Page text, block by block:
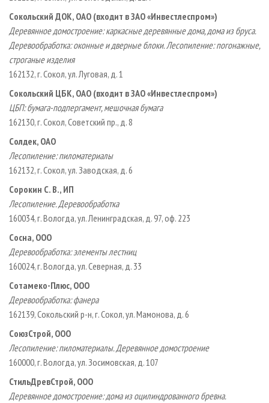
Сокольский ДОК, ОАО (входит в ЗАО «Инвестлеспром»)
Деревянное домостроение: каркасные деревянные дома, дома из бруса.
Деревообработка: оконные и дверные блоки. Лесопиление: погонажные,
строганые изделия
162132, г. Сокол, ул. Луговая, д. 1
Сокольский ЦБК, ОАО (входит в ЗАО «Инвестлеспром»)
ЦБП: бумага­-подпергамент, мешочная бумага
162130, г. Сокол, Советский пр., д. 8
Солдек, ОАО
Лесопиление: пиломатериалы
162132, г. Сокол, ул. Заводская, д. 6
Сорокин С. В., ИП
Лесопиление. Деревообработка
160034, г. Вологда, ул. Ленинградская, д. 97, оф. 223
Сосна, ООО
Деревообработка: элементы лестниц
160024, г. Вологда, ул. Северная, д. 33
Сотамеко­-Плюс, ООО
Деревообработка: фанера
162139, Сокольский р­-н, г. Сокол, ул. Мамонова, д. 6
СоюзСтрой, ООО
Лесопиление: пиломатериалы. Деревянное домостроение
160000, г. Вологда, ул. Зосимовская, д. 107
СтильДревСтрой, ООО
Деревянное домостроение: дома из оцилиндрованного бревна.